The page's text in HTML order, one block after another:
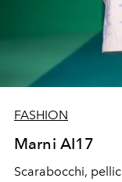
FASHION
Marni AI17
Scarabocchi,